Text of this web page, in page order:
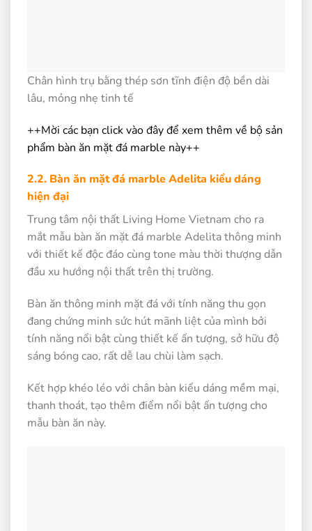
Chân hình trụ bằng thép sơn tĩnh điện độ bền dài
lâu, mỏng nhẹ tinh tế
++Mời các bạn click vào đây để xem thêm về bộ sản
phẩm bàn ăn mặt đá marble này++
2.2. Bàn ăn mặt đá marble Adelita kiểu dáng
hiện đại
Trung tâm nội thất Living Home Vietnam cho ra
mắt mẫu bàn ăn mặt đá marble Adelita thông minh
với thiết kế độc đáo cùng tone màu thời thượng dẫn
đầu xu hướng nội thất trên thị trường.
Bàn ăn thông minh mặt đá với tính năng thu gọn
đang chứng minh sức hút mãnh liệt của mình bởi
tính năng nổi bật cùng thiết kế ấn tượng, sở hữu độ
sáng bóng cao, rất dễ lau chùi làm sạch.
Kết hợp khéo léo với chân bàn kiểu dáng mềm mại,
thanh thoát, tạo thêm điểm nổi bật ấn tượng cho
mẫu bàn ăn này.